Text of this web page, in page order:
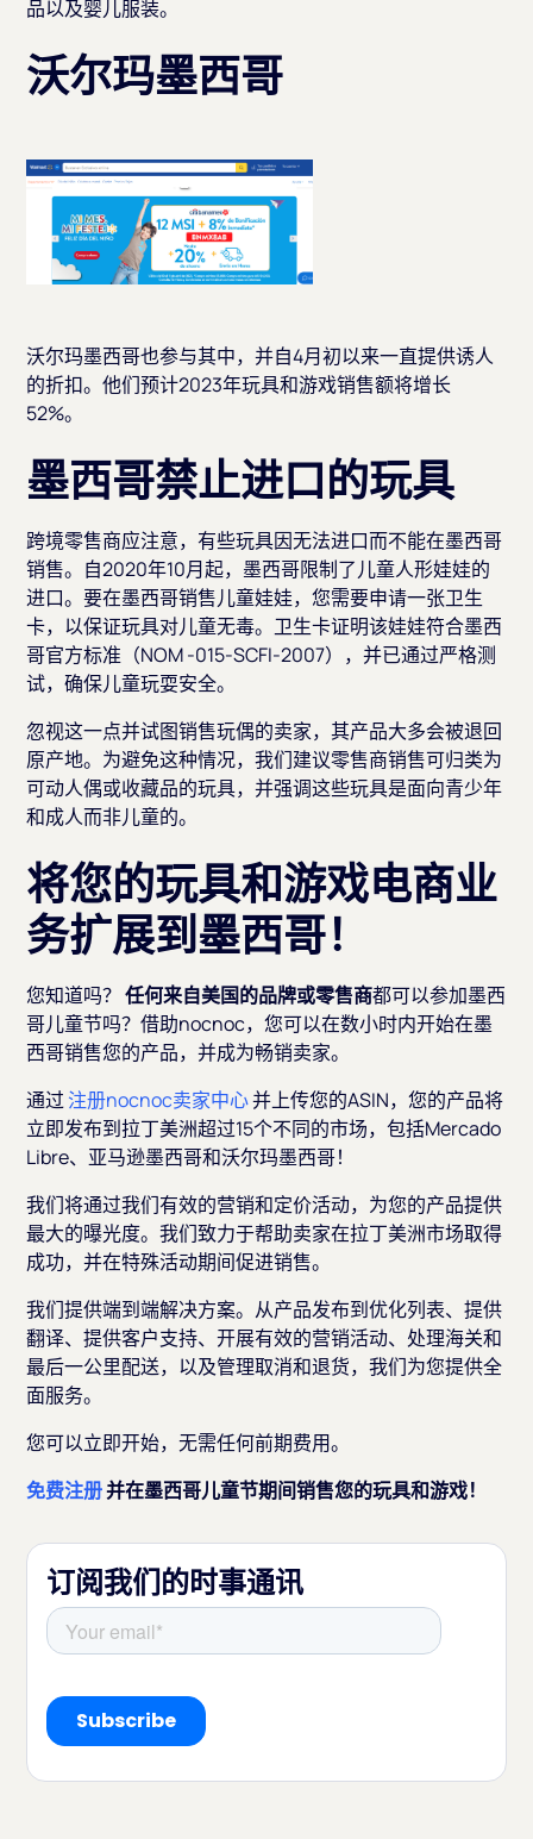
品以及婴儿服装。
沃尔玛墨西哥
沃尔玛墨西哥也参与其中，并自4月初以来一直提供诱人
的折扣。他们预计2023年玩具和游戏销售额将增长
52%。
墨西哥禁止进口的玩具
跨境零售商应注意，有些玩具因无法进口而不能在墨西哥
销售。自2020年10月起，墨西哥限制了儿童人形娃娃的
进口。要在墨西哥销售儿童娃娃，您需要申请一张卫生
卡，以保证玩具对儿童无毒。卫生卡证明该娃娃符合墨西
哥官方标准（NOM -015-SCFI-2007），并已通过严格测
试，确保儿童玩耍安全。
忽视这一点并试图销售玩偶的卖家，其产品大多会被退回
原产地。为避免这种情况，我们建议零售商销售可归类为
可动人偶或收藏品的玩具，并强调这些玩具是面向青少年
和成人而非儿童的。
将您的玩具和游戏电商业
务扩展到墨西哥！
您知道吗？任何来自美国的品牌或零售商都可以参加墨西
哥儿童节吗？借助nocnoc，您可以在数小时内开始在墨
西哥销售您的产品，并成为畅销卖家。
通过注册nocnoc卖家中心并上传您的ASIN，您的产品将
立即发布到拉丁美洲超过15个不同的市场，包括Mercado
Libre、亚马逊墨西哥和沃尔玛墨西哥！
我们将通过我们有效的营销和定价活动，为您的产品提供
最大的曝光度。我们致力于帮助卖家在拉丁美洲市场取得
成功，并在特殊活动期间促进销售。
我们提供端到端解决方案。从产品发布到优化列表、提供
翻译、提供客户支持、开展有效的营销活动、处理海关和
最后一公里配送，以及管理取消和退货，我们为您提供全
面服务。
您可以立即开始，无需任何前期费用。
免费注册并在墨西哥儿童节期间销售您的玩具和游戏！
订阅我们的时事通讯